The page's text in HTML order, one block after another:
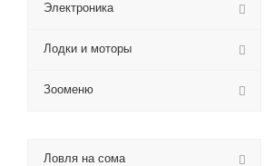
Электроника
Лодки и моторы
Зооменю
Ловля на сома